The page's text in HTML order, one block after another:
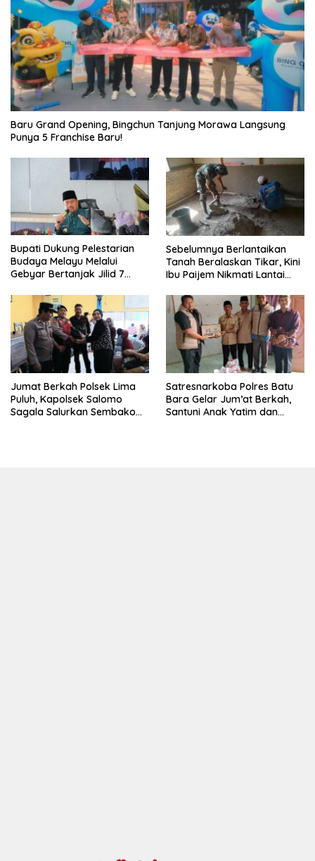
‎Baru Grand Opening, Bingchun Tanjung Morawa Langsung
Punya 5 Franchise Baru!
Bupati Dukung Pelestarian
Budaya Melayu Melalui
Gebyar Bertanjak Jilid 7
Sebelumnya Berlantaikan
Tanah Beralaskan Tikar, Kini
Ibu Paijem Nikmati Lantai
Satgas TMMD Ke-129 Kodim
0208/Asahan
Jumat Berkah Polsek Lima
Puluh, Kapolsek Salomo
Sagala Salurkan Sembako
Satresnarkoba Polres Batu
Bara Gelar Jum’at Berkah,
Santuni Anak Yatim dan